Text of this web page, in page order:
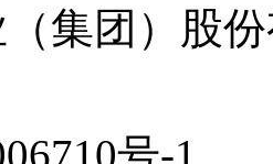
集团）股